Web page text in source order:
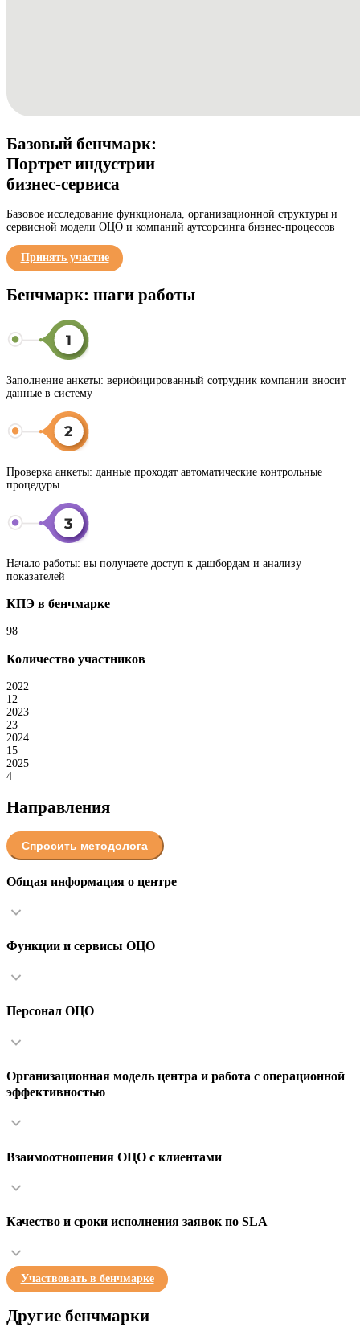
Базовый бенчмарк:
Портрет индустрии
бизнес-сервиса
Базовое исследование функционала, организационной структуры и
сервисной модели ОЦО и компаний аутсорсинга бизнес-процессов
Принять участие
Бенчмарк: шаги работы
Заполнение анкеты: верифицированный сотрудник компании вносит
данные в систему
Проверка анкеты: данные проходят автоматические контрольные
процедуры
Начало работы: вы получаете доступ к дашбордам и анализу
показателей
КПЭ в бенчмарке
98
Количество участников
2022
12
2023
23
2024
15
2025
4
Направления
Спросить методолога
Общая информация о центре
Функции и сервисы ОЦО
Персонал ОЦО
Организационная модель центра и работа с операционной
эффективностью
Взаимоотношения ОЦО с клиентами
Качество и сроки исполнения заявок по SLA
Участвовать в бенчмарке
Другие бенчмарки